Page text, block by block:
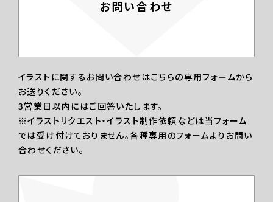
お問い合わせ
イラストに関するお問い合わせはこちらの専用フォームから
お送りください。
3営業日以内にはご回答いたします。
※イラストリクエスト・イラスト制作依頼などは当フォーム
では受け付けておりません。各種専用のフォームよりお問い
合わせください。